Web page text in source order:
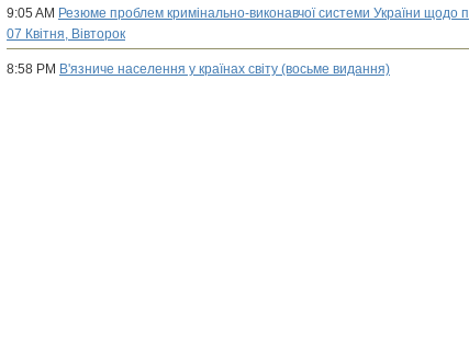
9:05 AM Резюме проблем кримінально-виконавчої системи України щодо
07 Квітня, Вівторок
8:58 PM В'язниче населення у країнах світу (восьме видання)